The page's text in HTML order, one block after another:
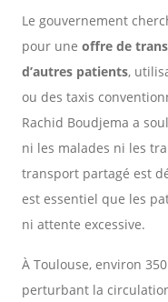
Le gouvernement
pour une offre de
d’autres patients,
ou des taxis
Rachid Boudjema a
ni les malades ni les
transport partagé est
est essentiel que les
ni attente excessive.
À Toulouse, environ
perturbant la